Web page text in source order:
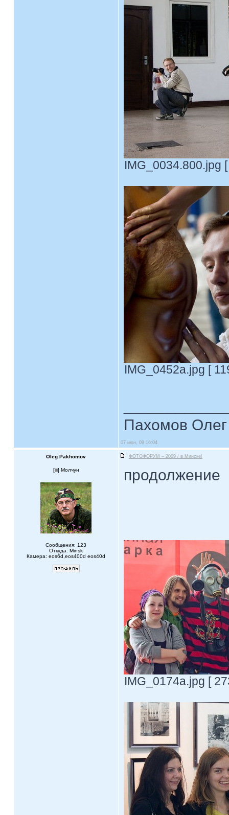
IMG_0034.800.jpg
IMG_0452a.jpg [
Пахомов
07 июн, 09 16:04
Oleg Pakhomov ФОТОФОРУМ – 2009 / в Минске!
[ ] Молчун
Сообщения: 123
Откуда: Minsk
Камера: eos6d,eos400d eos40d
продолжение
IMG_0174a.jpg [